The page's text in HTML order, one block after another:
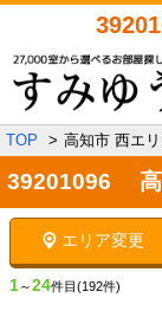
TOP 高知市 西エ
39201096 高
エリア変更
1～24件目 (192件)